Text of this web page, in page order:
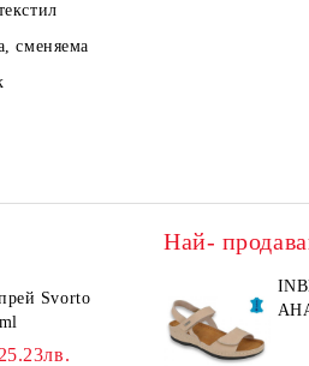
сменяема
Svorto
25.23лв.
Най-